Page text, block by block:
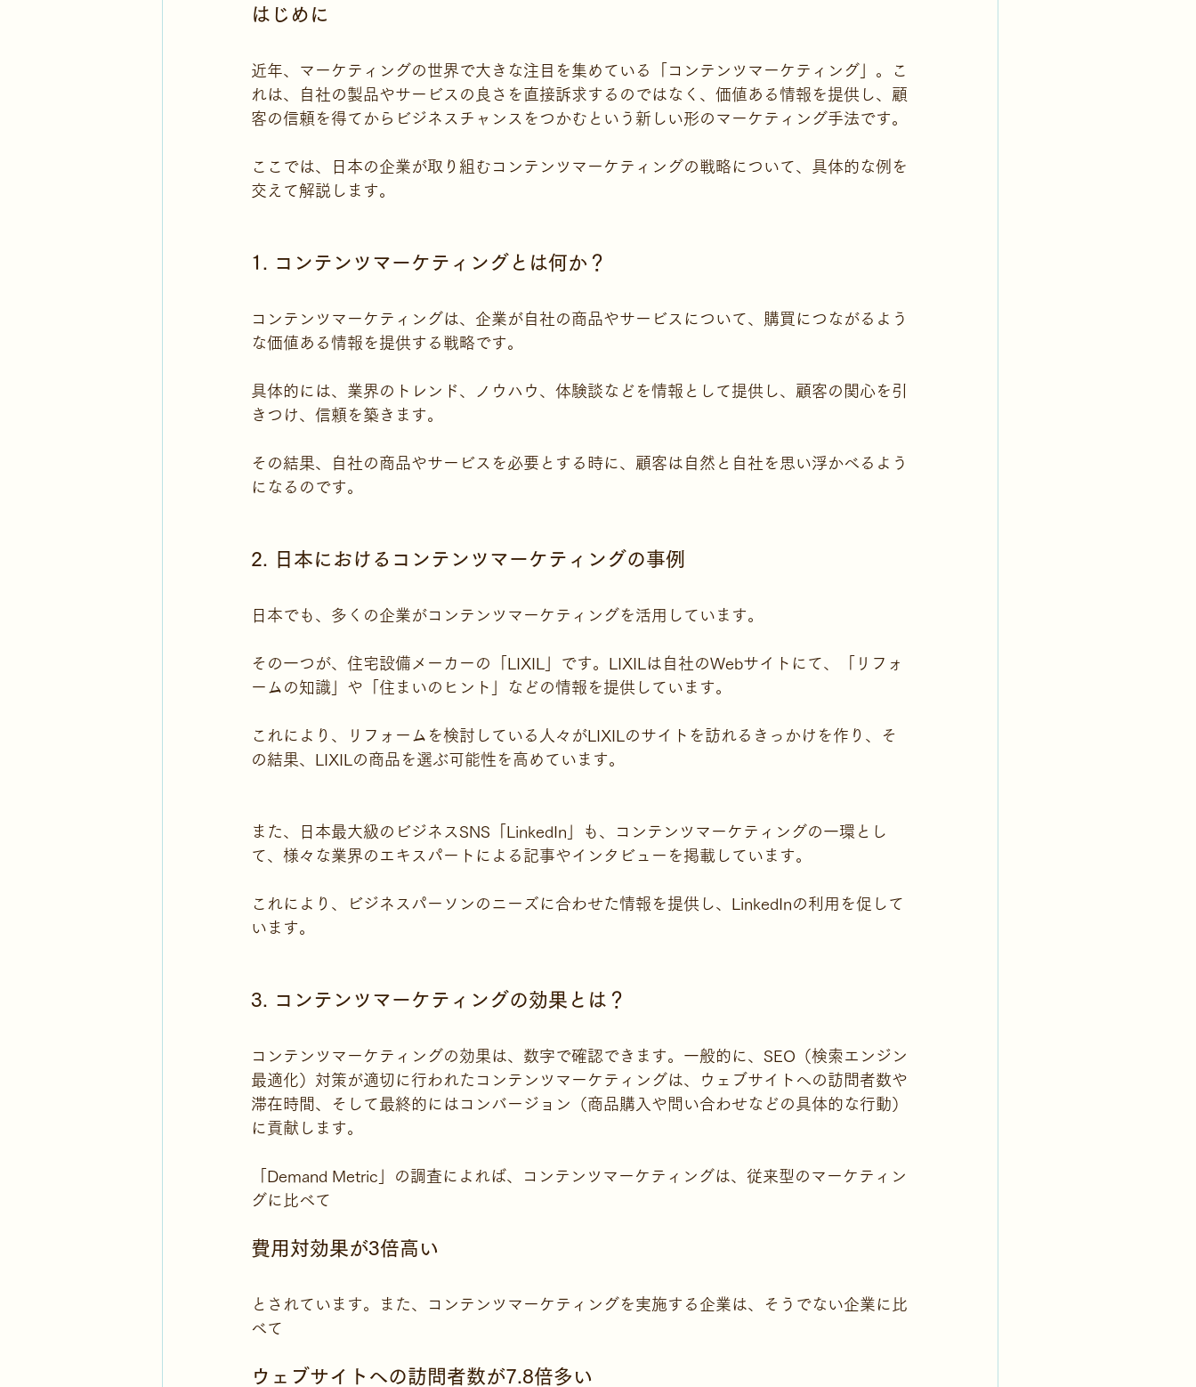
はじめに
近年、マーケティングの世界で大きな注目を集めている「コンテンツマーケティング」。こ
れは、自社の製品やサービスの良さを直接訴求するのではなく、価値ある情報を提供し、顧
客の信頼を得てからビジネスチャンスをつかむという新しい形のマーケティング手法です。
ここでは、日本の企業が取り組むコンテンツマーケティングの戦略について、具体的な例を
交えて解説します。
1. コンテンツマーケティングとは何か？
コンテンツマーケティングは、企業が自社の商品やサービスについて、購買につながるよう
な価値ある情報を提供する戦略です。
具体的には、業界のトレンド、ノウハウ、体験談などを情報として提供し、顧客の関心を引
きつけ、信頼を築きます。
その結果、自社の商品やサービスを必要とする時に、顧客は自然と自社を思い浮かべるよう
になるのです。
2. 日本におけるコンテンツマーケティングの事例
日本でも、多くの企業がコンテンツマーケティングを活用しています。
その一つが、住宅設備メーカーの「LIXIL」です。LIXILは自社のWebサイトにて、「リフォ
ームの知識」や「住まいのヒント」などの情報を提供しています。
これにより、リフォームを検討している人々がLIXILのサイトを訪れるきっかけを作り、そ
の結果、LIXILの商品を選ぶ可能性を高めています。
また、日本最大級のビジネスSNS「LinkedIn」も、コンテンツマーケティングの一環とし
て、様々な業界のエキスパートによる記事やインタビューを掲載しています。
これにより、ビジネスパーソンのニーズに合わせた情報を提供し、LinkedInの利用を促して
います。
3. コンテンツマーケティングの効果とは？
コンテンツマーケティングの効果は、数字で確認できます。一般的に、SEO（検索エンジン
最適化）対策が適切に行われたコンテンツマーケティングは、ウェブサイトへの訪問者数や
滞在時間、そして最終的にはコンバージョン（商品購入や問い合わせなどの具体的な行動）
に貢献します。
「Demand Metric」の調査によれば、コンテンツマーケティングは、従来型のマーケティン
グに比べて
費用対効果が3倍高い
とされています。また、コンテンツマーケティングを実施する企業は、そうでない企業に比
べて
ウェブサイトへの訪問者数が7.8倍多い